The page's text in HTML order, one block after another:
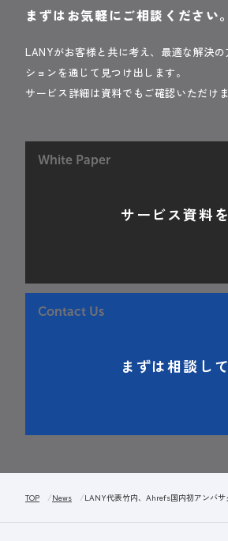
まずはお気軽にご相談ください。
LANYがお客様と共に考え、最適な解決
ションを通じて見つけ出します。
サービス詳細は資料でもご確認いただけま
White Paper
サービス資料
Contact Us
まずは相談し
TOP News LANY代表竹内、Ahrefs国内初アンバ